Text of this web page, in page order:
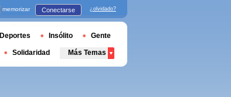
memorizar Conectarse ¿olvidado?
Deportes Insólito Gente
Solidaridad Más Temas